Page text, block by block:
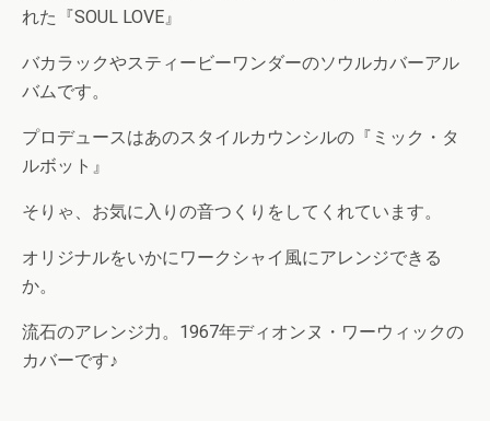
れた『SOUL LOVE』
バカラックやスティービーワンダーのソウルカバーアル
バムです。
プロデュースはあのスタイルカウンシルの『ミック・タ
ルボット』
そりゃ、お気に入りの音つくりをしてくれています。
オリジナルをいかにワークシャイ風にアレンジできる
か。
流石のアレンジ力。1967年ディオンヌ・ワーウィックの
カバーです♪